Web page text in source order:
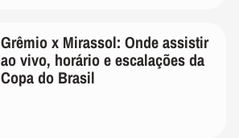
Grêmio x Mirassol: Onde assistir
ao vivo, horário e escalações da
Copa do Brasil